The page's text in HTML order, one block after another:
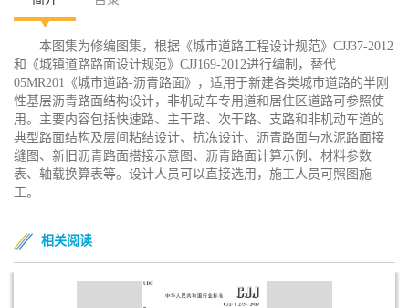
本图集为修编图集，根据《城市道路工程设计规范》CJJ37-2012
和《城镇道路路面设计规范》CJJ169-2012进行编制，替代
05MR201《城市道路-沥青路面》，适用于新建各类城市道路的半刚
性基层沥青路面结构设计，非机动车专用道和居住区道路可参照使
用。主要内容包括快速路、主干路、次干路、支路和非机动车道的
典型路面结构及层间粘结设计、抗冻设计、沥青路面与水泥路面接
缝图、新旧沥青路面搭接示意图、沥青路面计算示例、材料参数
表、轴载换算表等。设计人员可以直接选用，施工人员可照图施
工。
相关阅读